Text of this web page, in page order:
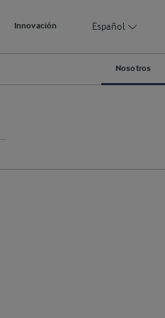
Innovación Español
Nosotros